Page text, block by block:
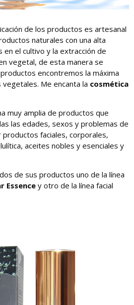
de los productos es artesanal
naturales con una alta
en el cultivo y la extracción de
vegetal, de esta manera se
encontremos la máxima
Me encanta la cosmética
muy amplia de productos que
las edades, sexos y problemas de
faciales, corporales,
aceites nobles y esenciales y
de sus productos uno de la línea
Essence y otro de la línea facial